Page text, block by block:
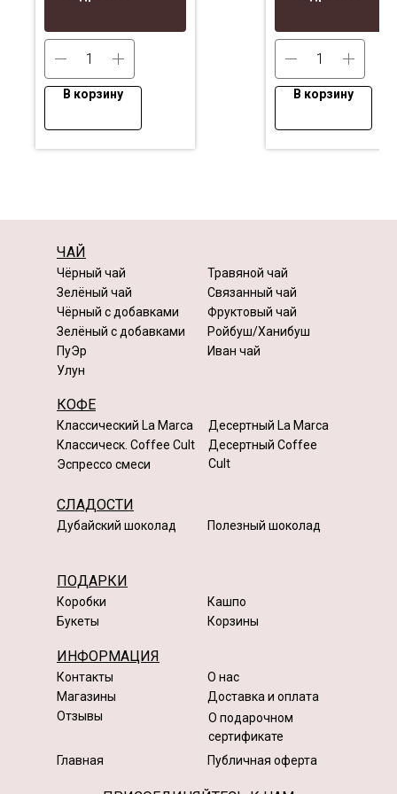
В корзину В корзину
ЧАЙ
Чёрный чай
Зелёный чай
Чёрный с добавками
Классическ. Coffee Cult
Зелёный с добавками
ПуЭр
Улун
Травяной чай
Связанный чай
Фруктовый чай
Ройбуш/Ханибуш
Иван чай
Классический La Marca
КОФЕ
Десертный Coffee
Cult
Десертный La Marca
Эспрессо смеси
СЛАДОСТИ
Дубайский шоколад Полезный шоколад
ПОДАРКИ
Коробки
Букеты
Кашпо
Корзины
ИНФОРМАЦИЯ
Контакты
Магазины
Отзывы
О нас
Доставка и оплата
Публичная оферта
Главная
О подарочном
сертификате